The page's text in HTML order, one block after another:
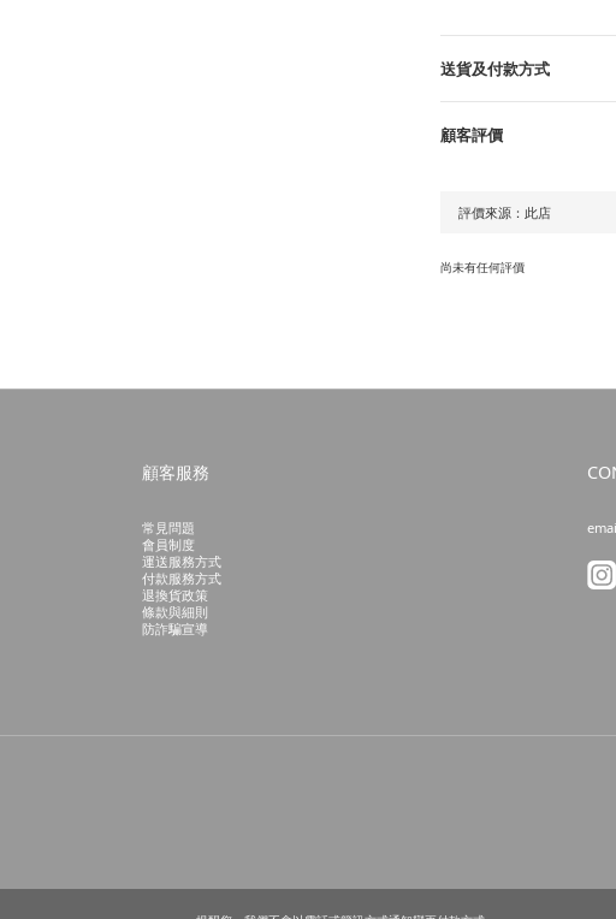
送貨及付款方式
顧客評價
尚未有任何評價
顧客服務
常見問題
會員制度
運送服務方式
付款服務方式
退換貨政策
條款與細則
防詐騙宣導